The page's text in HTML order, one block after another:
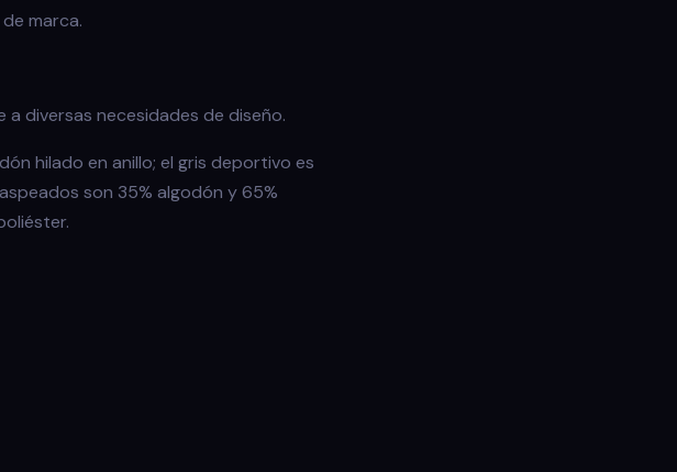
marca.
diversas necesidades de diseño.
hilado en anillo; el gris deportivo es
son 35% algodón y 65%